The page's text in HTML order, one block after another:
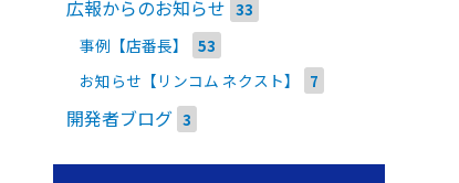
広報からのお知らせ 33
事例【店番長】 53
お知らせ【リンコム ネクスト】 7
開発者ブログ 3